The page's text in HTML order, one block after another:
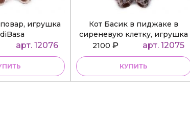
игрушка
арт. 12076
Кот Басик в пиджаке в
сиреневую клетку, игрушка
BudiBasa
2100₽ арт. 12075
КУПИТЬ